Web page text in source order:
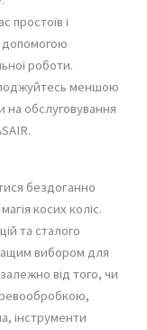
простоїв і
допомогою
роботи.
меншою
на обслуговування
бездоганно
косих коліс.
та сталого
вибором для
від того, чи
інструменти